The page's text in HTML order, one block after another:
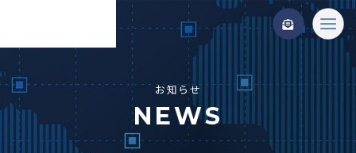
お知らせ
NEWS